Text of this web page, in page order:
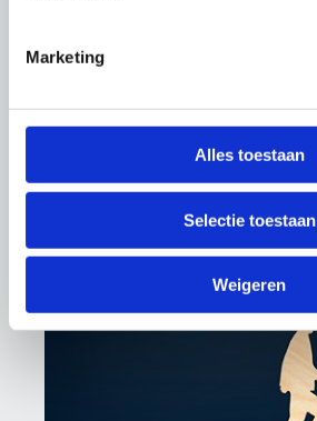
Marketing
Alles toestaan
Selectie toestaan
Weigeren
Ondernemen